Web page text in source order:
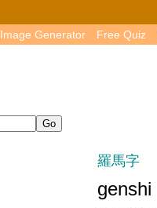
Image Generator Free Quiz
羅馬字
genshi